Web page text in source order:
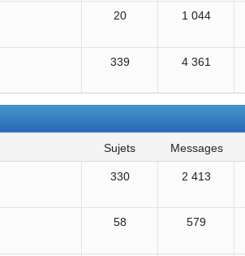
20 1 044
339 4 361
sujets messages
330 2 413
58 579